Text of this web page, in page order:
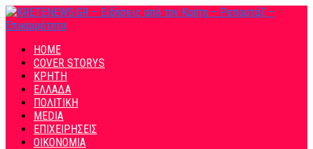
HOME
COVER STORYS
ΚΡΗΤΗ
ΕΛΛΑΔΑ
ΠΟΛΙΤΙΚΗ
MEDIA
ΕΠΙΧΕΙΡΗΣΕΙΣ
ΟΙΚΟΝΟΜΙΑ